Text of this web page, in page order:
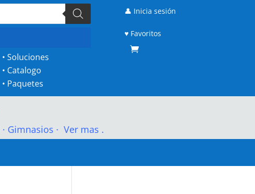
•Soluciones
• Catalogo
• Paquetes
👤 Inicia sesión
♥ Favoritos
· Gimnasios · Ver mas .